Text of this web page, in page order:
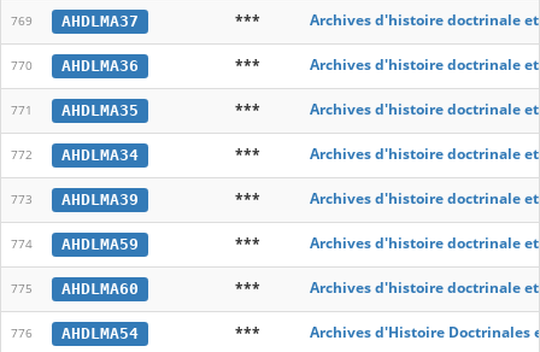
769 AHDLMA37 *** Archives d'histoire doctrinale
770 AHDLMA36 *** Archives d'histoire doctrinale
771 AHDLMA35 *** Archives d'histoire doctrinale
772 AHDLMA34 *** Archives d'histoire doctrinale
773 AHDLMA39 *** Archives d'histoire doctrinale
774 AHDLMA59 *** Archives d'histoire doctrinale
775 AHDLMA60 *** Archives d'histoire doctrinale
776 AHDLMA54 *** Archives d'Histoire Doctrinales